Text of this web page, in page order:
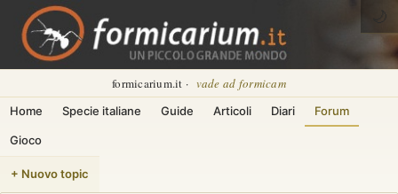
formicarium.it · vade ad formicam
Home Specie italiane Guide Articoli Diari Forum
Gioco
+ Nuovo topic
🌙